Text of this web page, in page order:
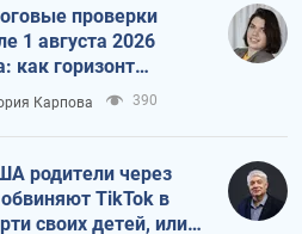
проверки
1 августа 2026
как горизонт
сокращается с
3 лет
Карпова 390
родители через
TikTok в
своих детей, или